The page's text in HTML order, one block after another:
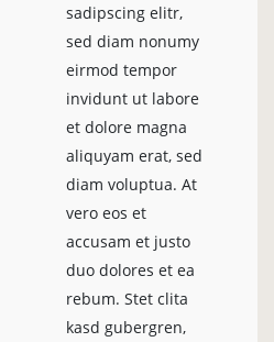
sadipscing elitr,
sed diam nonumy
eirmod tempor
invidunt ut labore
et dolore magna
aliquyam erat, sed
diam voluptua. At
vero eos et
accusam et justo
duo dolores et ea
rebum. Stet clita
kasd gubergren,